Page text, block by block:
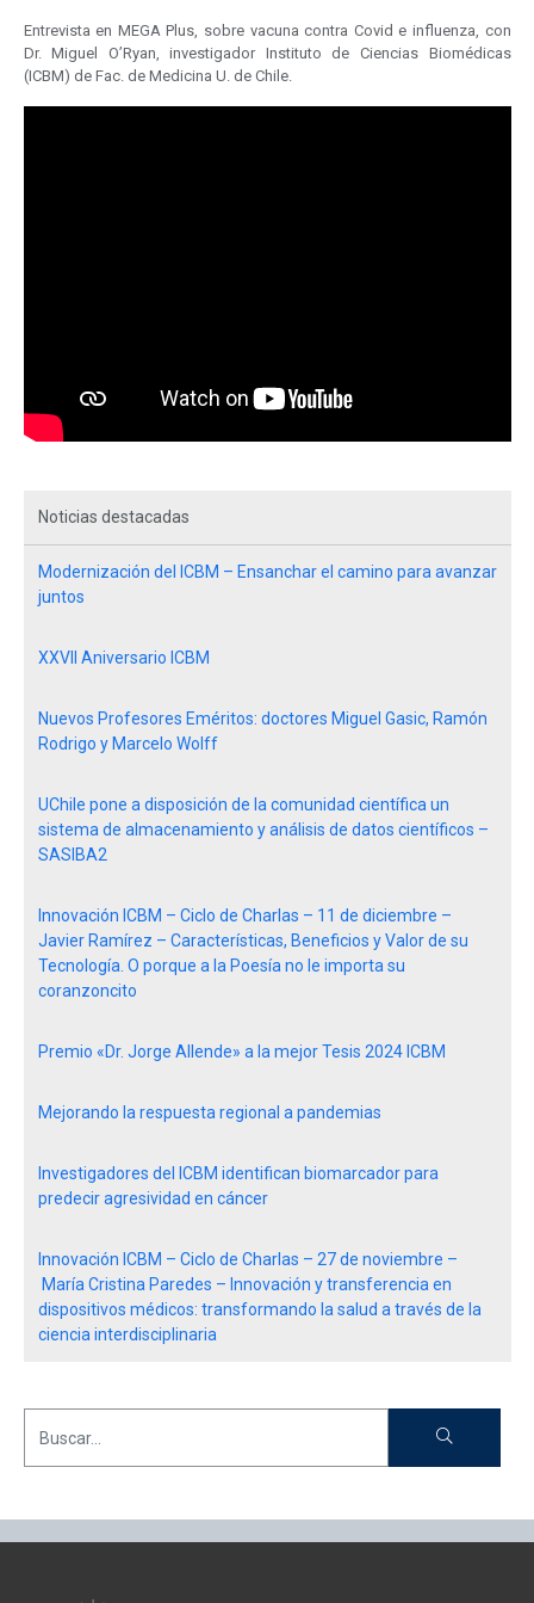
Entrevista en MEGA Plus, sobre vacuna contra Covid e influenza, con
Dr. Miguel O’Ryan, investigador Instituto de Ciencias Biomédicas
(ICBM) de Fac. de Medicina U. de Chile.
Noticias destacadas
Modernización del ICBM – Ensanchar el camino para avanzar
juntos
XXVII Aniversario ICBM
Nuevos Profesores Eméritos: doctores Miguel Gasic, Ramón
Rodrigo y Marcelo Wolff
UChile pone a disposición de la comunidad científica un
sistema de almacenamiento y análisis de datos científicos –
SASIBA2
Innovación ICBM – Ciclo de Charlas – 11 de diciembre –
Javier Ramírez – Características, Beneficios y Valor de su
Tecnología. O porque a la Poesía no le importa su
coranzoncito
Premio «Dr. Jorge Allende» a la mejor Tesis 2024 ICBM
Mejorando la respuesta regional a pandemias
Investigadores del ICBM identifican biomarcador para
predecir agresividad en cáncer
Innovación ICBM – Ciclo de Charlas – 27 de noviembre –
María Cristina Paredes – Innovación y transferencia en
dispositivos médicos: transformando la salud a través de la
ciencia interdisciplinaria